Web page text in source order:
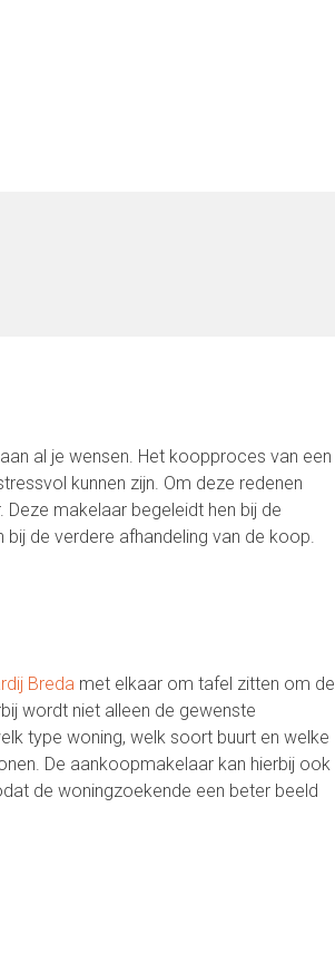
al je wensen. Het koopproces van een
kunnen zijn. Om deze redenen
makelaar begeleidt hen bij de
de verdere afhandeling van de koop.
Breda met elkaar om tafel zitten om de
wordt niet alleen de gewenste
type woning, welk soort buurt en welke
De aankoopmakelaar kan hierbij ook
de woningzoekende een beter beeld